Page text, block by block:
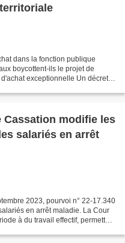
dans la fonction publique
boycottent-ils le projet de
exceptionnelle Un décret
Cassation modifie les
salariés en arrêt
2023, pourvoi n° 22-17.340
en arrêt maladie. La Cour
à du travail effectif, permettant